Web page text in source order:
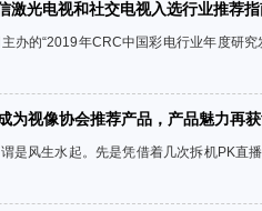
激光电视和社交电视入选行业推荐
办的“2019年CRC中国彩电行业年度研
为视像协会推荐产品，产品魅力再
是风生水起。先是凭借着几次拆机PK直